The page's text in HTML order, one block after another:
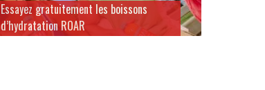
Essayez gratuitement les boissons
d’hydratation ROAR